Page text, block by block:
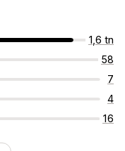
1,6 tn
58
7
4
16